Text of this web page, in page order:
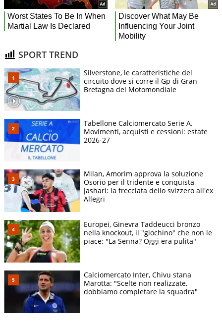
SPORT TREND
Silverstone, le caratteristiche del
circuito dove si corre il Gp di Gran
Bretagna del Motomondiale
Tabellone Calciomercato Serie A.
Movimenti, acquisti e cessioni: estate
2026-27
Milan, Amorim approva la soluzione
Osorio per il tridente e conquista
Jashari: la frecciata dello svizzero all'ex
Allegri
Europei, Ginevra Taddeucci bronzo
nella knockout, il "giochino" che non le
piace: "La Senna? Oggi era pulita"
Calciomercato Inter, Chivu stana
Marotta: "Scelte non realizzate,
dobbiamo completare la squadra"